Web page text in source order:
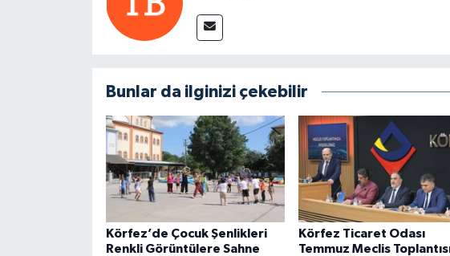
Bunlar da ilginizi çekebilir
Körfez’de Çocuk Şenlikleri
Renkli Görüntülere Sahne
Körfez Ticaret Odası
Temmuz Meclis